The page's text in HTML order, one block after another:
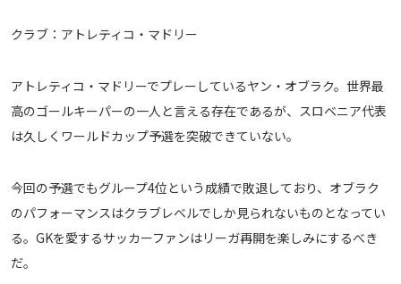
クラブ：アトレティコ・マドリー
アトレティコ・マドリーでプレーしているヤン・オブラク。世界最
高のゴールキーパーの一人と言える存在であるが、スロベニア代表
は久しくワールドカップ予選を突破できていない。
今回の予選でもグループ4位という成績で敗退しており、オブラク
のパフォーマンスはクラブレベルでしか見られないものとなってい
る。GKを愛するサッカーファンはリーガ再開を楽しみにするべき
だ。